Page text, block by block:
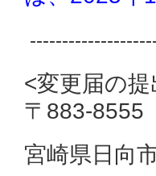
<変更届の提
〒883-8555
宮崎県日向